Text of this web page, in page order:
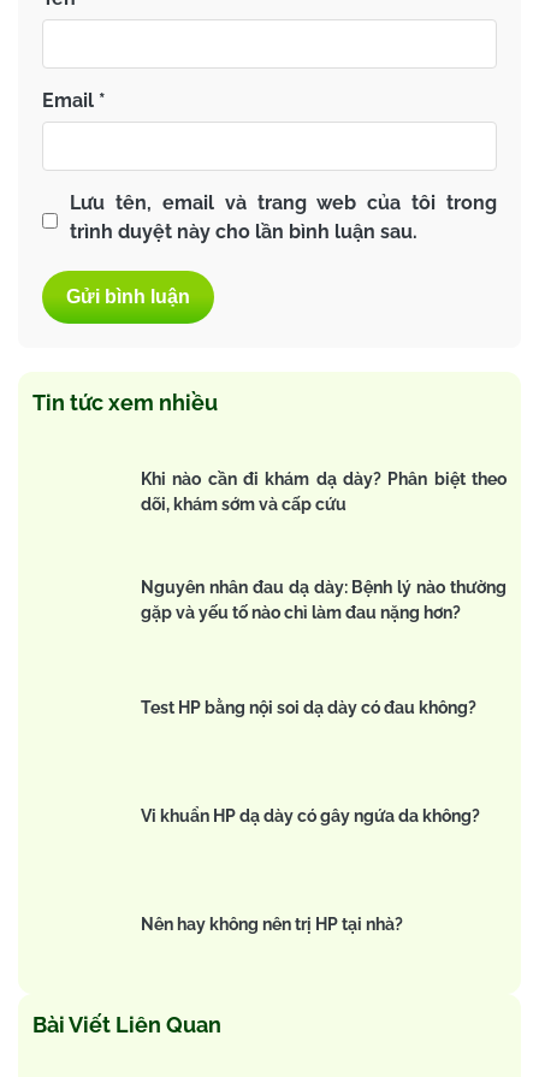
Email *
Lưu tên, email và trang web của tôi trong
trình duyệt này cho lần bình luận sau.
Tin tức xem nhiều
Khi nào cần đi khám dạ dày? Phân biệt theo
dõi, khám sớm và cấp cứu
Nguyên nhân đau dạ dày: Bệnh lý nào thường
gặp và yếu tố nào chỉ làm đau nặng hơn?
Test HP bằng nội soi dạ dày có đau không?
Vi khuẩn HP dạ dày có gây ngứa da không?
Nên hay không nên trị HP tại nhà?
Bài Viết Liên Quan